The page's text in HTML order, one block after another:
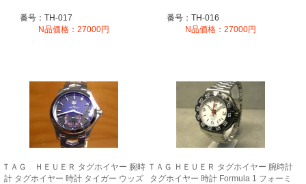
番号：TH-017
N品価格：27000円
番号：TH-016
N品価格：27000円
ＴＡＧ ＨＥＵＥＲ タグホイヤー 腕時
計 タグホイヤー 時計 タイガー ウッズ
ＴＡＧ ＨＥＵＥＲ タグホイヤー 腕時計
タグホイヤー 時計 Formula 1 フォーミ